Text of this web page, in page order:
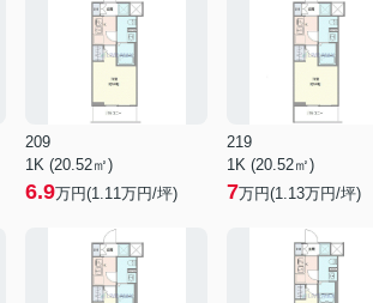
209
1K (20.52㎡)
6.9万円(1.11万円/坪)
219
1K (20.52㎡)
7万円(1.13万円/坪)